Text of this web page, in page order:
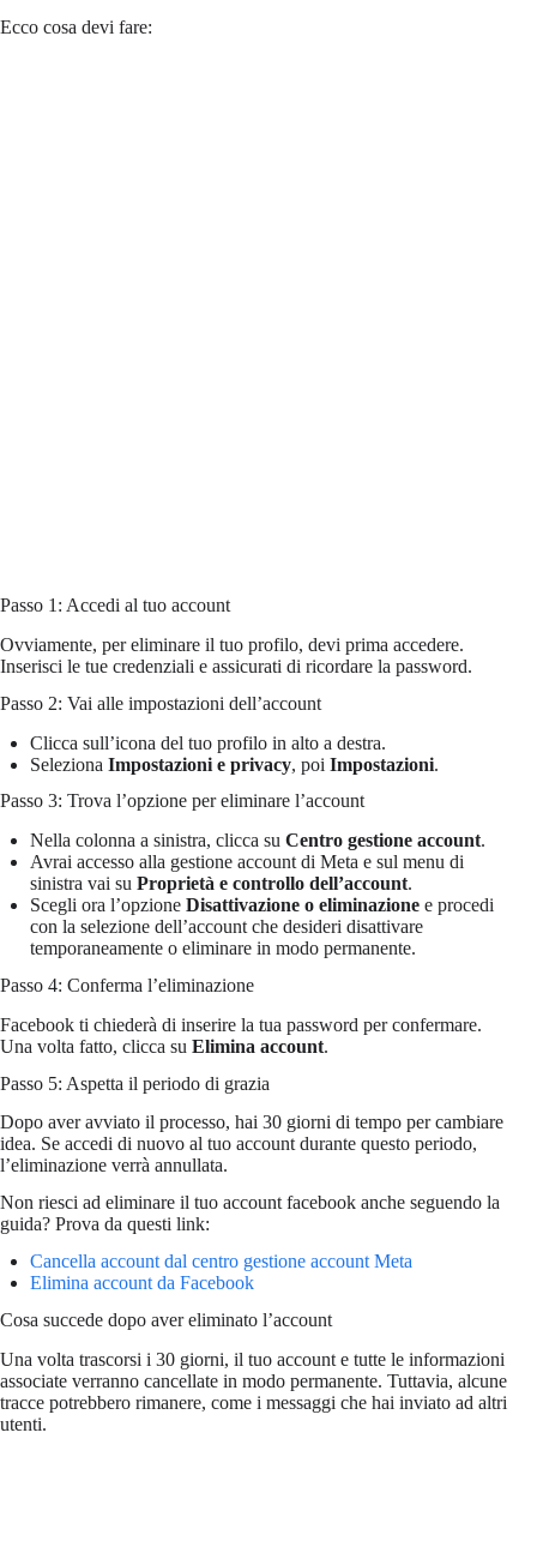
Ecco cosa devi fare:
Passo 1: Accedi al tuo account
Ovviamente, per eliminare il tuo profilo, devi prima accedere.
Inserisci le tue credenziali e assicurati di ricordare la password.
Passo 2: Vai alle impostazioni dell’account
Clicca sull’icona del tuo profilo in alto a destra.
Seleziona Impostazioni e privacy, poi Impostazioni.
Passo 3: Trova l’opzione per eliminare l’account
Nella colonna a sinistra, clicca su Centro gestione account.
Avrai accesso alla gestione account di Meta e sul menu di
sinistra vai su Proprietà e controllo dell’account.
Scegli ora l’opzione Disattivazione o eliminazione e procedi
con la selezione dell’account che desideri disattivare
temporaneamente o eliminare in modo permanente.
Passo 4: Conferma l’eliminazione
Facebook ti chiederà di inserire la tua password per confermare.
Una volta fatto, clicca su Elimina account.
Passo 5: Aspetta il periodo di grazia
Dopo aver avviato il processo, hai 30 giorni di tempo per cambiare
idea. Se accedi di nuovo al tuo account durante questo periodo,
l’eliminazione verrà annullata.
Non riesci ad eliminare il tuo account facebook anche seguendo la
guida? Prova da questi link:
Cancella account dal centro gestione account Meta
Elimina account da Facebook
Cosa succede dopo aver eliminato l’account
Una volta trascorsi i 30 giorni, il tuo account e tutte le informazioni
associate verranno cancellate in modo permanente. Tuttavia, alcune
tracce potrebbero rimanere, come i messaggi che hai inviato ad altri
utenti.